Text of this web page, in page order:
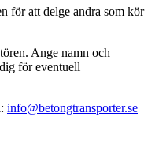
för att delge andra som kör
Ange namn och
för eventuell
info@betongtransporter.se